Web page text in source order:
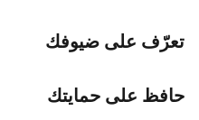
تعرّف على ضيوفك
حافظ على حمايتك